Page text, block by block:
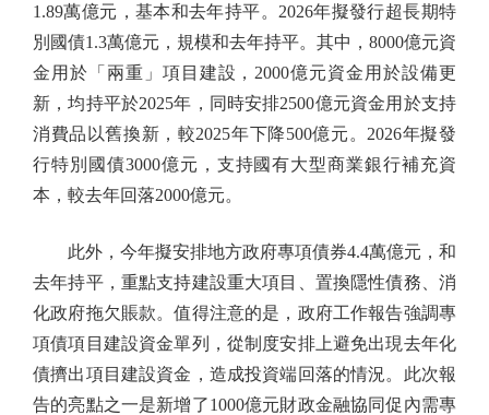
1.89萬億元，基本和去年持平。2026年擬發行超長期特
別國債1.3萬億元，規模和去年持平。其中，8000億元資
金用於「兩重」項目建設，2000億元資金用於設備更
新，均持平於2025年，同時安排2500億元資金用於支持
消費品以舊換新，較2025年下降500億元。2026年擬發
行特別國債3000億元，支持國有大型商業銀行補充資
本，較去年回落2000億元。
此外，今年擬安排地方政府專項債券4.4萬億元，和
去年持平，重點支持建設重大項目、置換隱性債務、消
化政府拖欠賬款。值得注意的是，政府工作報告強調專
項債項目建設資金單列，從制度安排上避免出現去年化
債擠出項目建設資金，造成投資端回落的情況。此次報
告的亮點之一是新增了1000億元財政金融協同促內需專